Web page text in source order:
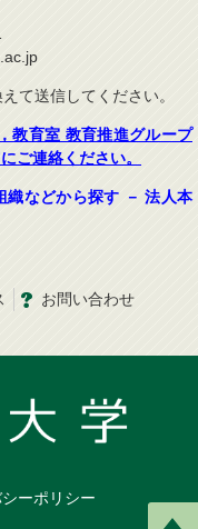
て送信してください。
教育室 教育推進グループ
ご連絡ください。
織などから探す － 法人本
お問い合わせ
ーポリシー